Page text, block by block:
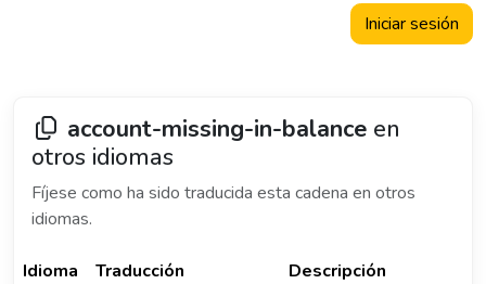
Iniciar sesión
account-missing-in-balance en
otros idiomas
Fíjese como ha sido traducida esta cadena en otros
idiomas.
Idioma Traducción
Descripción